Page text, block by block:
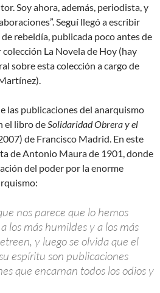
Soy ahora, además, periodista, y
Seguí llegó a escribir
rebeldía, publicada poco antes de
La Novela de Hoy (hay
sobre esta colección a cargo de
las publicaciones del anarquismo
el libro deSolidaridad Obrera y el
de Francisco Madrid. En este
de Antonio Maura de 1901, donde
del poder por la enorme
nos parece que lo hemos
los más humildes y a los más
y luego se olvida que el
espíritu son publicaciones
que encarnan todos los odios y